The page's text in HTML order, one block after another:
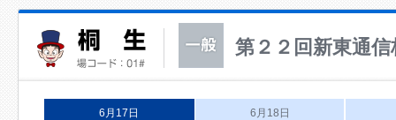
第２２回新東通
6月17日 6月18日